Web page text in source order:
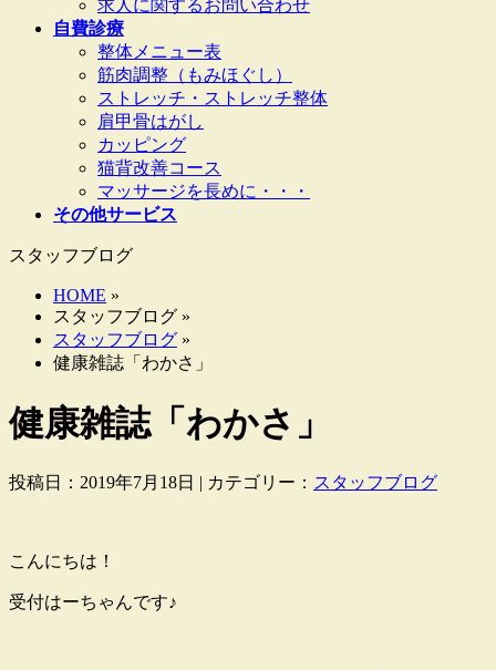
求人に関するお問い合わせ
自費診療
整体メニュー表
筋肉調整（もみほぐし）
ストレッチ・ストレッチ整体
肩甲骨はがし
カッピング
猫背改善コース
マッサージを長めに・・・
その他サービス
スタッフブログ
HOME »
スタッフブログ »
スタッフブログ »
健康雑誌「わかさ」
健康雑誌「わかさ」
投稿日：2019年7月18日 | カテゴリー： スタッフブログ
こんにちは！
受付はーちゃんです♪